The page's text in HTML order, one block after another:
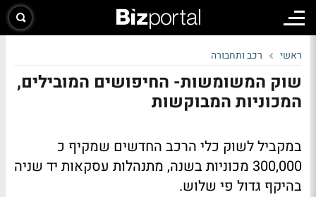
ראשי רכב ותחבורה
שוק המשומשות- החיפושים המובילים,
המכוניות המבוקשות
במקביל לשוק כלי הרכב החדשים שמקיף כ
300,000 מכוניות בשנה, מתנהלות עסקאות יד שניה
בהיקף גדול פי שלוש.